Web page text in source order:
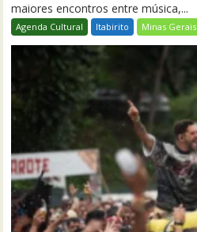
maiores encontros entre música,...
Agenda Cultural Itabirito Minas Gerais